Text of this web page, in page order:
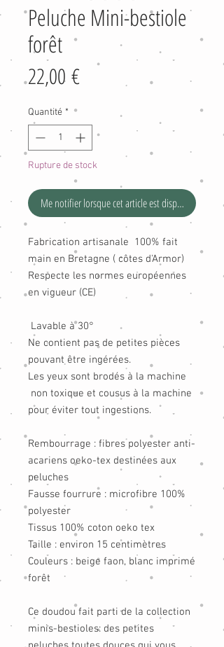
Peluche Mini-bestiole
forêt
22,00 €Prix
Quantité *
Rupture de stock
Me notifier lorsque cet article est disponible
Fabrication artisanale 100% fait
main en Bretagne ( côtes d'Armor)
Respecte les normes européennes
en vigueur (CE)
Lavable à 30°
Ne contient pas de petites pièces
pouvant être ingérées.
Les yeux sont brodés à la machine
non toxique et cousus à la machine
pour éviter tout ingestions.
Rembourrage : fibres polyester anti-
acariens oeko-tex destinées aux
peluches
Fausse fourrure : microfibre 100%
polyester
Tissus 100% coton oeko tex
Taille : environ 15 centimètres
Couleurs : beige faon, blanc imprimé
forêt
Ce doudou fait parti de la collection
minis-bestioles: des petites